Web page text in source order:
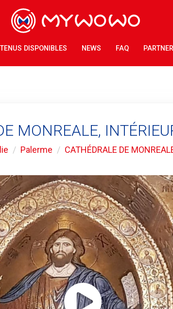
DISPONIBLES NEWS FAQ PARTNER
MONREALE,
Palerme CATHÉDRALE DE